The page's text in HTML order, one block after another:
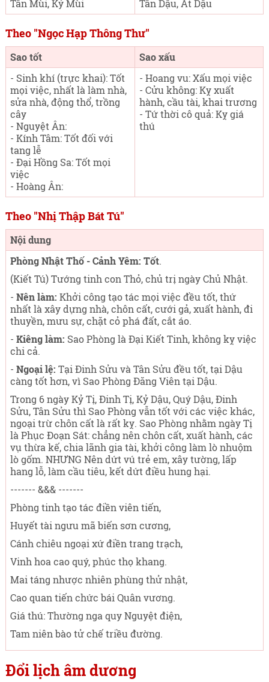
Tân Mùi, Kỷ Mùi
Tân Dậu, Ất Dậu
Theo "Ngọc Hạp Thông Thư"
Sao tốt
Sao xấu
- Sinh khí (trực khai): Tốt
mọi việc, nhất là làm nhà,
sửa nhà, động thổ, trồng
cây
- Nguyệt Ân:
- Kính Tâm: Tốt đối với
tang lễ
- Đại Hồng Sa: Tốt mọi
việc
- Hoàng Ân:
- Hoang vu: Xấu mọi việc
- Cửu không: Kỵ xuất
hành, cầu tài, khai trương
- Tứ thời cô quả: Kỵ giá
thú
Theo "Nhị Thập Bát Tú"
Nội dung
Phòng Nhật Thố - Cảnh Yêm: Tốt.
(Kiết Tú) Tướng tinh con Thỏ, chủ trị ngày Chủ Nhật.
- Nên làm: Khởi công tạo tác mọi việc đều tốt, thứ
nhất là xây dựng nhà, chôn cất, cưới gả, xuất hành, đi
thuyền, mưu sự, chặt cỏ phá đất, cắt áo.
- Kiêng làm: Sao Phòng là Đại Kiết Tinh, không kỵ việc
chi cả.
- Ngoại lệ: Tại Đinh Sửu và Tân Sửu đều tốt, tại Dậu
càng tốt hơn, vì Sao Phòng Đăng Viên tại Dậu.
Trong 6 ngày Kỷ Tị, Đinh Tị, Kỷ Dậu, Quý Dậu, Đinh
Sửu, Tân Sửu thì Sao Phòng vẫn tốt với các việc khác,
ngoại trừ chôn cất là rất kỵ. Sao Phòng nhằm ngày Tị
là Phục Đoạn Sát: chẳng nên chôn cất, xuất hành, các
vụ thừa kế, chia lãnh gia tài, khởi công làm lò nhuộm
lò gốm. NHƯNG Nên dứt vú trẻ em, xây tường, lấp
hang lỗ, làm cầu tiêu, kết dứt điều hung hại.
------- &&& -------
Phòng tinh tạo tác điền viên tiến,
Huyết tài ngưu mã biến sơn cương,
Cánh chiêu ngoại xứ điền trang trạch,
Vinh hoa cao quý, phúc thọ khang.
Mai táng nhược nhiên phùng thử nhật,
Cao quan tiến chức bái Quân vương.
Giá thú: Thường nga quy Nguyệt điện,
Tam niên bào tử chế triều đường.
Đổi lịch âm dương